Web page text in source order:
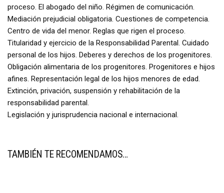
proceso. El abogado del niño. Régimen de comunicación.
Mediación prejudicial obligatoria. Cuestiones de competencia.
Centro de vida del menor. Reglas que rigen el proceso.
Titularidad y ejercicio de la Responsabilidad Parental. Cuidado
personal de los hijos. Deberes y derechos de los progenitores.
Obligación alimentaria de los progenitores. Progenitores e hijos
afines. Representación legal de los hijos menores de edad.
Extinción, privación, suspensión y rehabilitación de la
responsabilidad parental.
Legislación y jurisprudencia nacional e internacional.
TAMBIÉN TE RECOMENDAMOS…